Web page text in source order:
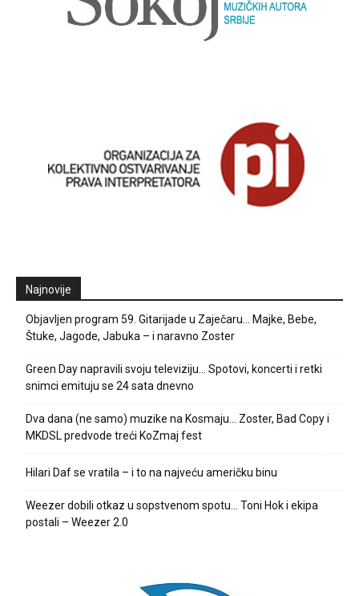
Najnovije
Objavljen program 59. Gitarijade u Zaječaru… Majke, Bebe,
Štuke, Jagode, Jabuka – i naravno Zoster
Green Day napravili svoju televiziju… Spotovi, koncerti i retki
snimci emituju se 24 sata dnevno
Dva dana (ne samo) muzike na Kosmaju… Zoster, Bad Copy i
MKDSL predvode treći KoZmaj fest
Hilari Daf se vratila – i to na najveću američku binu
Weezer dobili otkaz u sopstvenom spotu… Toni Hok i ekipa
postali – Weezer 2.0